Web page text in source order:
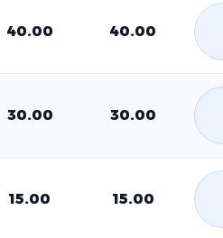
40.00
40.00
30.00
30.00
15.00
15.00